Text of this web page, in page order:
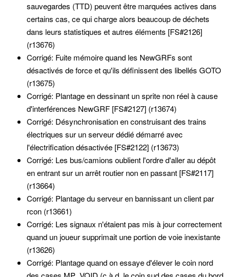
sauvegardes (TTD) peuvent être marquées actives dans
certains cas, ce qui charge alors beaucoup de déchets
dans leurs statistiques et autres éléments [FS#2126]
(r13676)
Corrigé: Fuite mémoire quand les NewGRFs sont
désactivés de force et qu'ils définissent des libellés GOTO
(r13675)
Corrigé: Plantage en dessinant un sprite non réel à cause
d'interférences NewGRF [FS#2127] (r13674)
Corrigé: Désynchronisation en construisant des trains
électriques sur un serveur dédié démarré avec
l'électrification désactivée [FS#2122] (r13673)
Corrigé: Les bus/camions oublient l'ordre d'aller au dépôt
en entrant sur un arrêt routier non en passant [FS#2117]
(r13664)
Corrigé: Plantage du serveur en bannissant un client par
rcon (r13661)
Corrigé: Les signaux n'étaient pas mis à jour correctement
quand un joueur supprimait une portion de voie inexistante
(r13626)
Corrigé: Plantage quand on essaye d'élever le coin nord